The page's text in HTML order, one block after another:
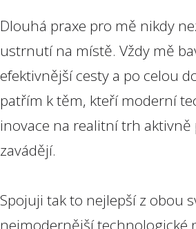
Dlouhá praxe pro mě nikdy
ustrnutí na místě. Vždy mě
efektivnější cesty a po celou
patřím k těm, kteří moderní
inovace na realitní trh aktivně
zavádějí.
Spojuji tak to nejlepší z obou
nejmodernější technologické